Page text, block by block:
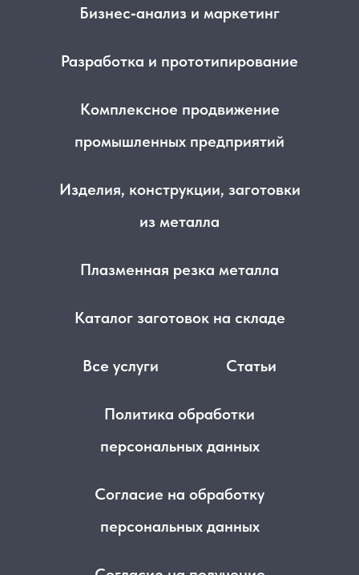
Бизнес‑анализ и маркетинг
Разработка и прототипирование
Комплексное продвижение
промышленных предприятий
Изделия, конструкции, заготовки
из металла
Плазменная резка металла
Каталог заготовок на складе
Все услуги Статьи
Политика обработки
персональных данных
Согласие на обработку
персональных данных